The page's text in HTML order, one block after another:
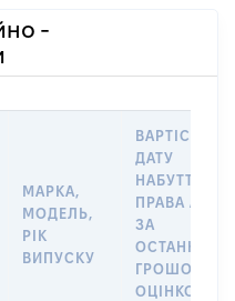
-
МАРКА,
МОДЕЛЬ,
РІК
ВИПУСКУ
ВАРТІСТЬ НА
ДАТУ
НАБУТТЯ
ПРАВА АБО
ЗА
ГРОШОВОЮ
ОЦІНКОЮ,